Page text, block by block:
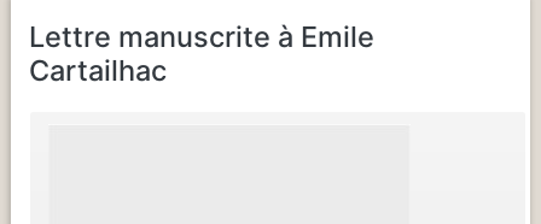
Lettre manuscrite à Emile
Cartailhac